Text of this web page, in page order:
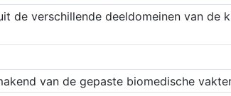
de verschillende deeldomeinen van de
van de gepaste biomedische